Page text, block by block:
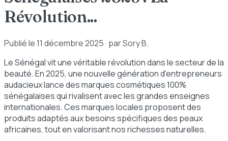
Révolution...
Publié le11 décembre 2025 · par Sory B.
Le Sénégal vit une véritable révolution dans le secteur de la
beauté. En 2025, une nouvelle génération d'entrepreneurs
audacieux lance des marques cosmétiques 100%
sénégalaises qui rivalisent avec les grandes enseignes
internationales. Ces marques locales proposent des
produits adaptés aux besoins spécifiques des peaux
africaines, tout en valorisant nos richesses naturelles.